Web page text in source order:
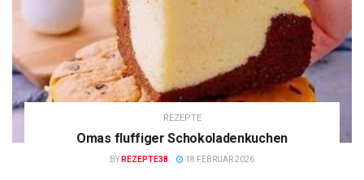
REZEPTE
Omas fluffiger Schokoladenkuchen
BY REZEPTE38 18 FEBRUAR 2026